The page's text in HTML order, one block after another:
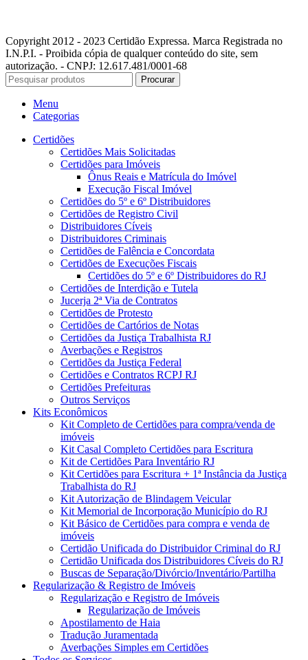
Copyright 2012 - 2023 Certidão Expressa. Marca Registrada no
I.N.P.I. - Proibida cópia de qualquer conteúdo do site, sem
autorização. - CNPJ: 12.617.481/0001-68
Procurar
Menu
Categorias
Certidões
Certidões Mais Solicitadas
Certidões para Imóveis
Ônus Reais e Matrícula do Imóvel
Execução Fiscal Imóvel
Certidões do 5º e 6º Distribuidores
Certidões de Registro Civil
Distribuidores Cíveis
Distribuidores Criminais
Certidões de Falência e Concordata
Certidões de Execuções Fiscais
Certidões do 5º e 6º Distribuidores do RJ
Certidões de Interdição e Tutela
Jucerja 2ª Via de Contratos
Certidões de Protesto
Certidões de Cartórios de Notas
Certidões da Justiça Trabalhista RJ
Averbações e Registros
Certidões da Justiça Federal
Certidões e Contratos RCPJ RJ
Certidões Prefeituras
Outros Serviços
Kits Econômicos
Kit Completo de Certidões para compra/venda de
imóveis
Kit Casal Completo Certidões para Escritura
Kit de Certidões Para Inventário RJ
Kit Certidões para Escritura + 1ª Instância da Justiça
Trabalhista do RJ
Kit Autorização de Blindagem Veicular
Kit Memorial de Incorporação Município do RJ
Kit Básico de Certidões para compra e venda de
imóveis
Certidão Unificada do Distribuidor Criminal do RJ
Certidão Unificada dos Distribuidores Cíveis do RJ
Buscas de Separação/Divórcio/Inventário/Partilha
Regularização & Registro de Imóveis
Regularização e Registro de Imóveis
Regularização de Imóveis
Apostilamento de Haia
Tradução Juramentada
Averbações Simples em Certidões